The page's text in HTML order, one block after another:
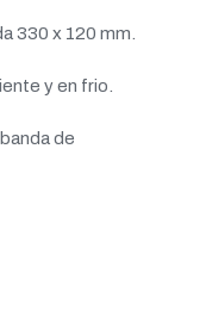
330 x 120 mm.
y en frio.
de